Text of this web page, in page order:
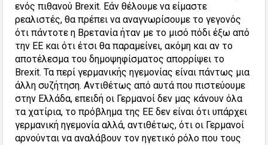
ενός πιθανού Brexit. Εάν θέλουμε να είμαστε
ρεαλιστές, θα πρέπει να αναγνωρίσουμε το γεγονός
ότι πάντοτε η Βρετανία ήταν με το μισό πόδι έξω από
την ΕΕ και ότι έτσι θα παραμείνει, ακόμη και αν το
αποτέλεσμα του δημοψηφίσματος απορρίψει το
Brexit. Τα περί γερμανικής ηγεμονίας είναι πάντως μια
άλλη συζήτηση. Αντιθέτως από αυτά που πιστεύουμε
στην Ελλάδα, επειδή οι Γερμανοί δεν μας κάνουν όλα
τα χατίρια, το πρόβλημα της ΕΕ δεν είναι ότι υπάρχει
γερμανική ηγεμονία αλλά, αντιθέτως, ότι οι Γερμανοί
αρνούνται να αναλάβουν τον ηγετικό ρόλο που τους